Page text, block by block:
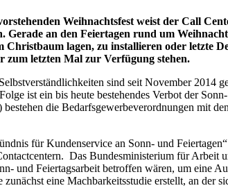
Weihnachtsfest weist der Call
Gerade an den Feiertagen rund um
Christbaum lagen, zu installieren oder letzte
zum letzten Mal zur Verfügung stehen.
sind seit November 2014
ist ein bis heute bestehendes Verbot der
die Bedarfsgewerbeverordnungen mit
für Kundenservice an Sonn- und
Das Bundesministerium für
und Feiertagsarbeit betroffen wären, um eine
eine Machbarkeitsstudie erstellt, an der